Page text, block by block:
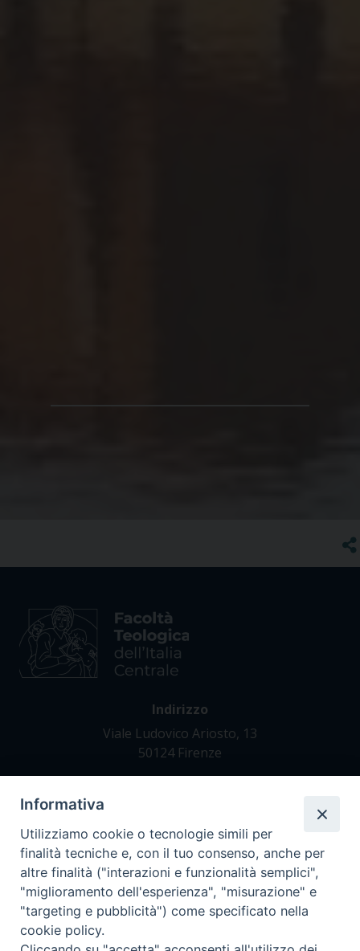
Indirizzo
Viale Ludovico Ariosto, 13
50124 Firenze
Tel. +39 055 42 82 21
segreteria@teofir.it
www.teofir.it
Informativa
Utilizziamo cookie o tecnologie simili per
finalità tecniche e, con il tuo consenso, anche per
altre finalità ("interazioni e funzionalità semplici",
"miglioramento dell'esperienza", "misurazione" e
"targeting e pubblicità") come specificato nella
cookie policy.